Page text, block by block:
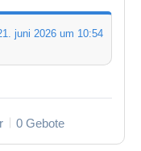
juni 2026 um 10:54
0 Gebote